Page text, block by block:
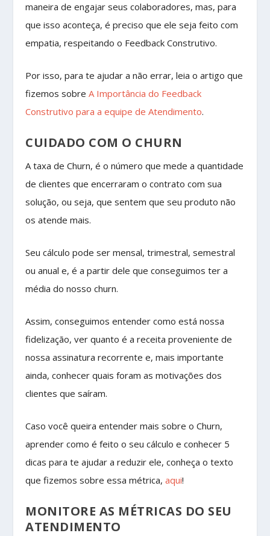
maneira de engajar seus colaboradores, mas, para
que isso aconteça, é preciso que ele seja feito com
empatia, respeitando o Feedback Construtivo.
Por isso, para te ajudar a não errar, leia o artigo que
fizemos sobreA Importância do Feedback
Construtivo para a equipe de Atendimento.
CUIDADO COM O CHURN
A taxa de Churn, é o número que mede a quantidade
de clientes que encerraram o contrato com sua
solução, ou seja, que sentem que seu produto não
os atende mais.
Seu cálculo pode ser mensal, trimestral, semestral
ou anual e, é a partir dele que conseguimos ter a
média do nosso churn.
Assim, conseguimos entender como está nossa
fidelização, ver quanto é a receita proveniente de
nossa assinatura recorrente e, mais importante
ainda, conhecer quais foram as motivações dos
clientes que saíram.
Caso você queira entender mais sobre o Churn,
aprender como é feito o seu cálculo e conhecer 5
dicas para te ajudar a reduzir ele, conheça o texto
que fizemos sobre essa métrica,aqui!
MONITORE AS MÉTRICAS DO SEU
ATENDIMENTO